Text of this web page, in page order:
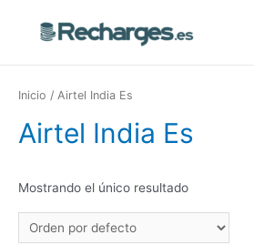
Inicio / Airtel India Es
Airtel India Es
Mostrando el único resultado